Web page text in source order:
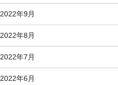
2022年9月
2022年8月
2022年7月
2022年6月